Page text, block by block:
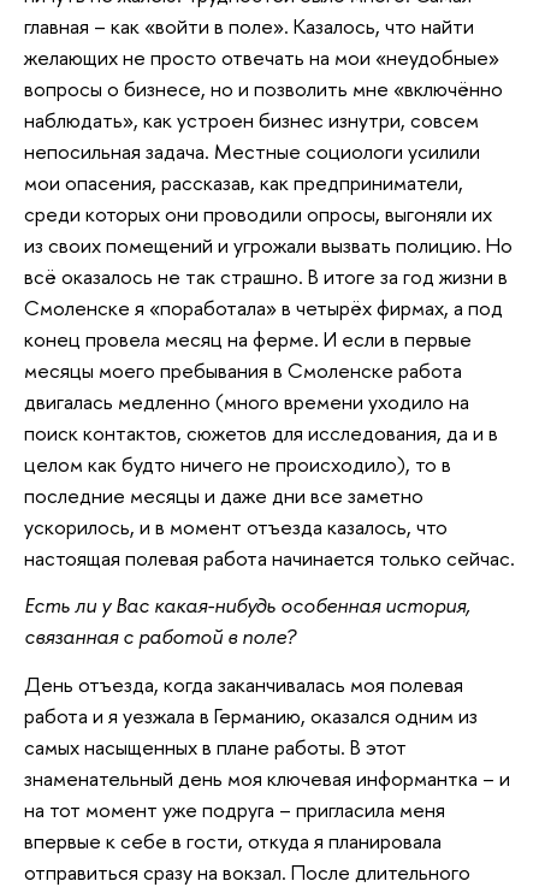
главная – как «войти в поле». Казалось, что найти
желающих не просто отвечать на мои «неудобные»
вопросы о бизнесе, но и позволить мне «включённо
наблюдать», как устроен бизнес изнутри, совсем
непосильная задача. Местные социологи усилили
мои опасения, рассказав, как предприниматели,
среди которых они проводили опросы, выгоняли их
из своих помещений и угрожали вызвать полицию. Но
всё оказалось не так страшно. В итоге за год жизни в
Смоленске я «поработала» в четырёх фирмах, а под
конец провела месяц на ферме. И если в первые
месяцы моего пребывания в Смоленске работа
двигалась медленно (много времени уходило на
поиск контактов, сюжетов для исследования, да и в
целом как будто ничего не происходило), то в
последние месяцы и даже дни все заметно
ускорилось, и в момент отъезда казалось, что
настоящая полевая работа начинается только сейчас.
Есть ли у Вас какая-нибудь особенная история,
связанная с работой в поле?
День отъезда, когда заканчивалась моя полевая
работа и я уезжала в Германию, оказался одним из
самых насыщенных в плане работы. В этот
знаменательный день моя ключевая информантка – и
на тот момент уже подруга – пригласила меня
впервые к себе в гости, откуда я планировала
отправиться сразу на вокзал. После длительного